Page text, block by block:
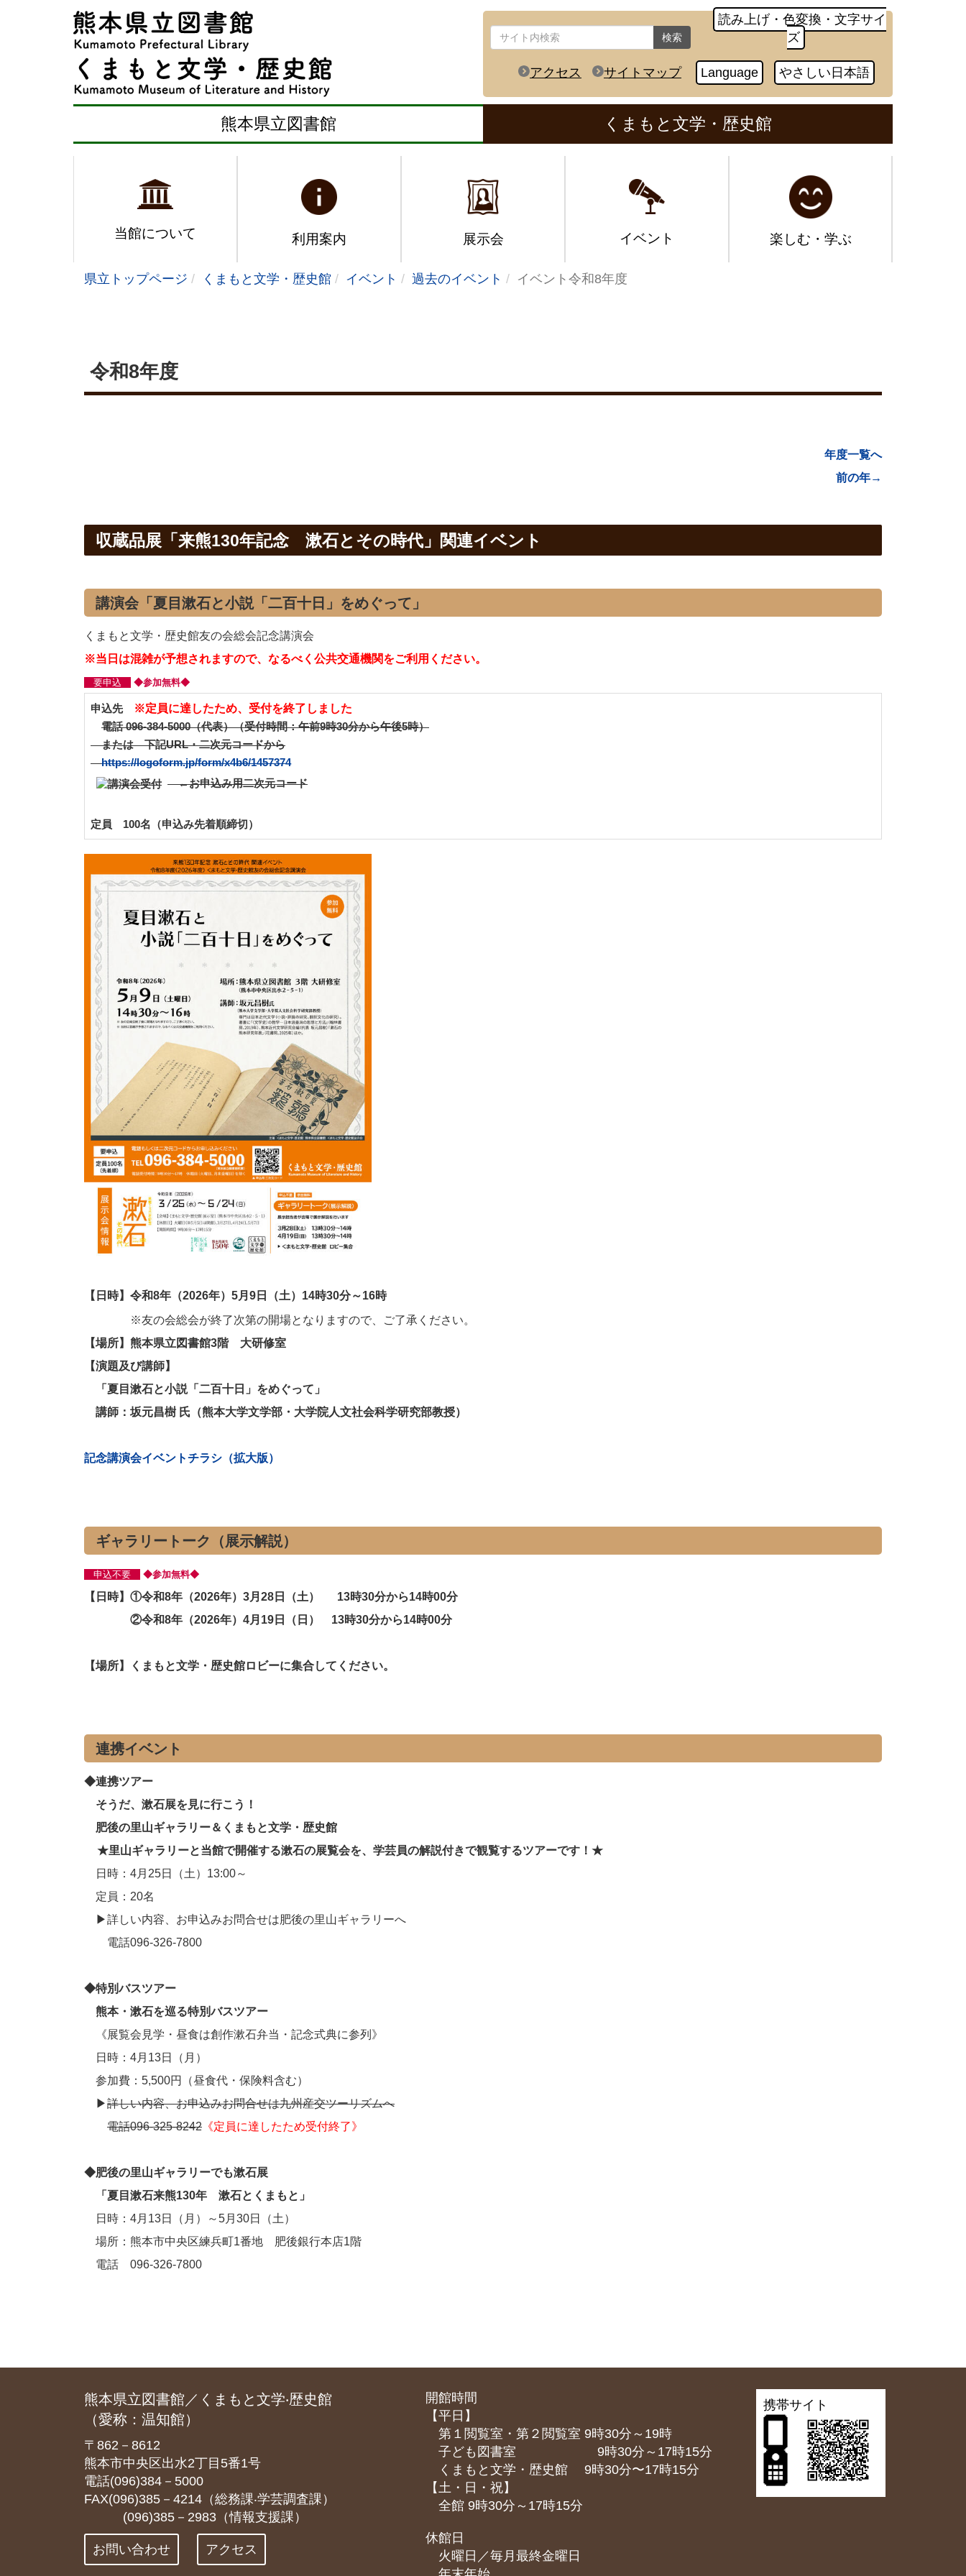
検索
読み上げ・色変換・文字サイ
ズ
アクセス サイトマップ Language やさしい日本語
熊本県立図書館 くまもと文学・歴史館
当館について 利用案内 展示会 イベント 楽しむ・学ぶ
県立トップページ くまもと文学・歴史館 イベント 過去のイベント イベント令和8年度
令和8年度
年度一覧へ
前の年→
収蔵品展「来熊130年記念 漱石とその時代」関連イベント
講演会「夏目漱石と小説「二百十日」をめぐって」
くまもと文学・歴史館友の会総会記念講演会
※当日は混雑が予想されますので、なるべく公共交通機関をご利用ください。
要申込 ◆参加無料◆
申込先 ※定員に達したため、受付を終了しました
電話 096-384-5000（代表）（受付時間：午前9時30分から午後5時）
または 下記URL・二次元コードから
https://logoform.jp/form/x4b6/1457374
←お申込み用二次元コード
定員 100名（申込み先着順締切）
【日時】令和8年（2026年）5月9日（土）14時30分～16時
※友の会総会が終了次第の開場となりますので、ご了承ください。
【場所】熊本県立図書館3階 大研修室
【演題及び講師】
「夏目漱石と小説「二百十日」をめぐって」
講師：坂元昌樹 氏（熊本大学文学部・大学院人文社会科学研究部教授）
記念講演会イベントチラシ（拡大版）
ギャラリートーク（展示解説）
申込不要 ◆参加無料◆
【日時】①令和8年（2026年）3月28日（土） 13時30分から14時00分
②令和8年（2026年）4月19日（日） 13時30分から14時00分
【場所】くまもと文学・歴史館ロビーに集合してください。
連携イベント
◆連携ツアー
そうだ、漱石展を見に行こう！
肥後の里山ギャラリー＆くまもと文学・歴史館
★里山ギャラリーと当館で開催する漱石の展覧会を、学芸員の解説付きで観覧するツアーです！★
日時：4月25日（土）13:00～
定員：20名
▶詳しい内容、お申込みお問合せは肥後の里山ギャラリーへ
電話096-326-7800
◆特別バスツアー
熊本・漱石を巡る特別バスツアー
《展覧会見学・昼食は創作漱石弁当・記念式典に参列》
日時：4月13日（月）
参加費：5,500円（昼食代・保険料含む）
▶詳しい内容、お申込みお問合せは九州産交ツーリズムへ
電話096-325-8242 《定員に達したため受付終了》
◆肥後の里山ギャラリーでも漱石展
「夏目漱石来熊130年 漱石とくまもと」
日時：4月13日（月）～5月30日（土）
場所：熊本市中央区練兵町1番地 肥後銀行本店1階
電話 096-326-7800
熊本県立図書館／くまもと文学‧歴史館
（愛称：温知館）
〒862－8612
熊本市中央区出水2丁目5番1号
電話(096)384－5000
FAX(096)385－4214（総務課‧学芸調査課）
(096)385－2983（情報支援課）
お問い合わせ アクセス
開館時間
【平日】
第１閲覧室・第２閲覧室 9時30分～19時
子ども図書室 9時30分～17時15分
くまもと⽂学・歴史館 9時30分〜17時15分
【土・日・祝】
全館 9時30分～17時15分
休館日
火曜日／毎月最終金曜日
携帯サイト